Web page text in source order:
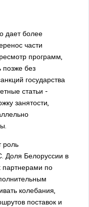
дает более
части
программ,
без
государства
статьи -
занятости,
роль
Доля Белоруссии в
по
колебания,
поставок и